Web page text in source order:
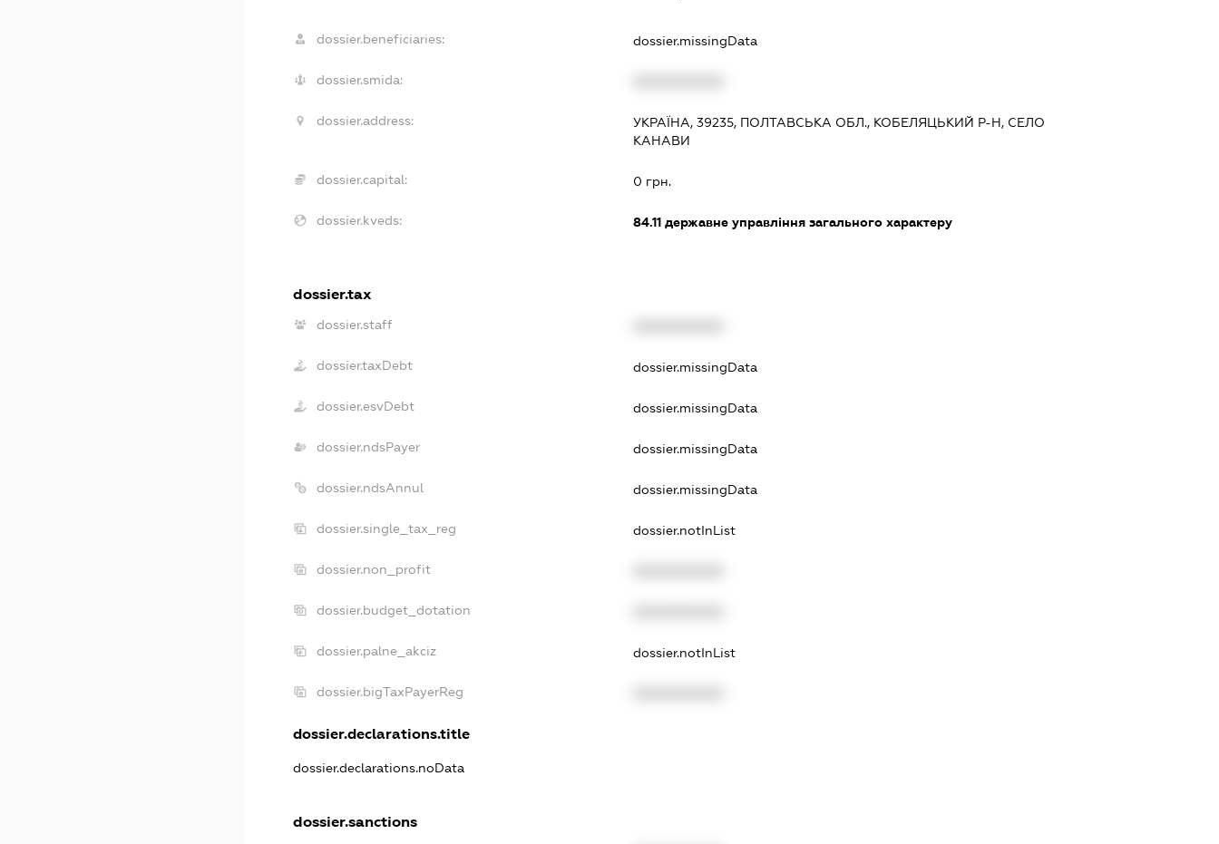
dossier.beneficiaries: dossier.missingData
dossier.smida:
dossier.address:
УКРАЇНА, 39235, ПОЛТАВСЬКА ОБЛ., КОБЕЛЯЦЬКИЙ Р-Н, СЕЛО
КАНАВИ
dossier.capital: 0 грн.
dossier.kveds: 84.11державне управління загального характеру
dossier.tax
dossier.staff
dossier.taxDebt dossier.missingData
dossier.esvDebt dossier.missingData
dossier.ndsPayer dossier.missingData
dossier.ndsAnnul dossier.missingData
dossier.single_tax_reg dossier.notInList
dossier.non_profit
dossier.budget_dotation
dossier.palne_akciz dossier.notInList
dossier.bigTaxPayerReg
dossier.declarations.title
dossier.declarations.noData
dossier.sanctions